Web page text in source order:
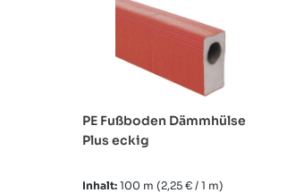
PE Fußboden Dämmhülse
Plus eckig
Inhalt:100 m(2,25 € / 1 m)